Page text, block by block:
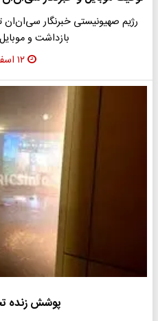
رژیم صهیونیستی خبرنگار سی‌ان‌ان
بازداشت و
۱۲ اسفند ۱۴۰۴
پوشش زنده